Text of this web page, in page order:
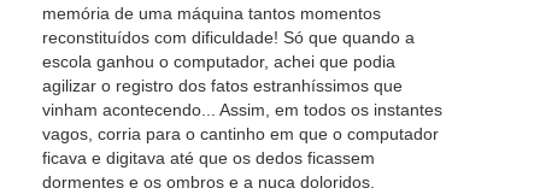
memória de uma máquina tantos momentos
reconstituídos com dificuldade! Só que quando a
escola ganhou o computador, achei que podia
agilizar o registro dos fatos estranhíssimos que
vinham acontecendo... Assim, em todos os instantes
vagos, corria para o cantinho em que o computador
ficava e digitava até que os dedos ficassem
dormentes e os ombros e a nuca doloridos.